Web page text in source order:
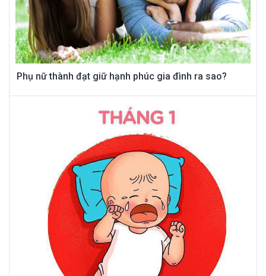
Phụ nữ thành đạt giữ hạnh phúc gia đình ra sao?